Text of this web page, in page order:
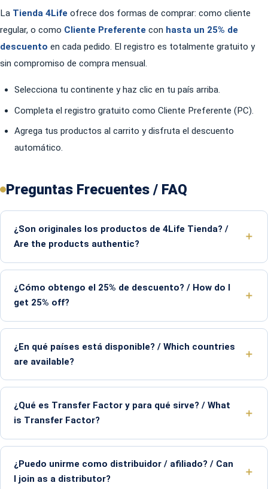
La Tienda 4Life ofrece dos formas de comprar: como cliente
regular, o como Cliente Preferente con hasta un 25% de
descuento en cada pedido. El registro es totalmente gratuito y
sin compromiso de compra mensual.
Selecciona tu continente y haz clic en tu país arriba.
Completa el registro gratuito como Cliente Preferente (PC).
Agrega tus productos al carrito y disfruta el descuento
automático.
Preguntas Frecuentes / FAQ
¿Son originales los productos de 4Life Tienda? /
Are the products authentic?
¿Cómo obtengo el 25% de descuento? / How do I
get 25% off?
¿En qué países está disponible? / Which countries
are available?
¿Qué es Transfer Factor y para qué sirve? / What
is Transfer Factor?
¿Puedo unirme como distribuidor / afiliado? / Can
I join as a distributor?